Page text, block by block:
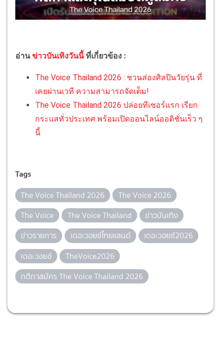
อ่านข่าวบันเทิงวันนี้ ที่เกี่ยวข้อง :
The Voice Thailand 2026 : ชวนส่องศิลปินวัยรุ่น ที่
เคยผ่านเวที ความสามารถจัดเต็ม!
The Voice Thailand 2026 ปล่อยทีเซอร์แรก เรียก
กระแสทั่วประเทศ พร้อมเปิดออนไลน์ออดิชั่นเร็ว ๆ
นี้
Tags
The Voice Thailand 2026
The Voice 2026
The Voice
The Voice Thailand
ข่าวบันเทิง
ข่าวรายการ
เดอะวอยซ์ไทยแลนด์
เดอะวอยซ์2026
เดอะวอยซ์
TheVoice2026
กติกาสมัคร The Voice Thailand 2026